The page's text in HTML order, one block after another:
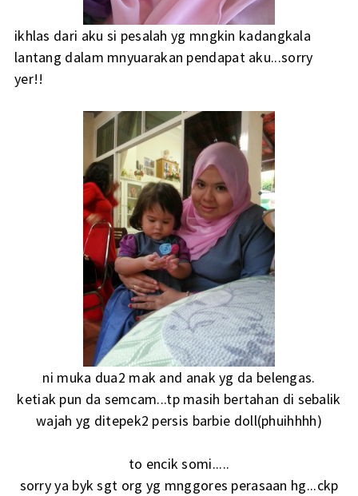
ikhlas dari aku si pesalah yg mngkin kadangkala
lantang dalam mnyuarakan pendapat aku...sorry
yer!!
ni muka dua2 mak and anak yg da belengas.
ketiak pun da semcam...tp masih bertahan di sebalik
wajah yg ditepek2 persis barbie doll(phuihhhh)
to encik somi.....
sorry ya byk sgt org yg mnggores perasaan hg...ckp